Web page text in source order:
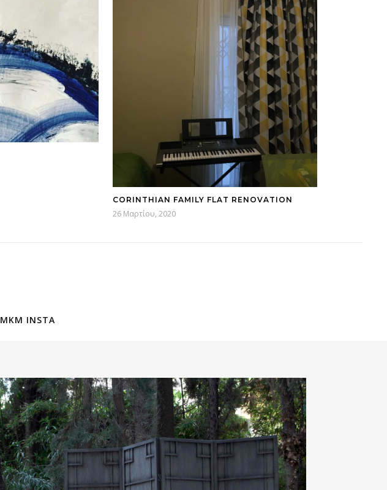
CORINTHIAN FAMILY FLAT RENOVATION
26 Μαρτίου, 2020
MKM INSTA